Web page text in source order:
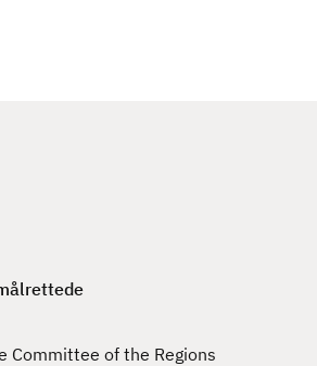
Committee of the Regions